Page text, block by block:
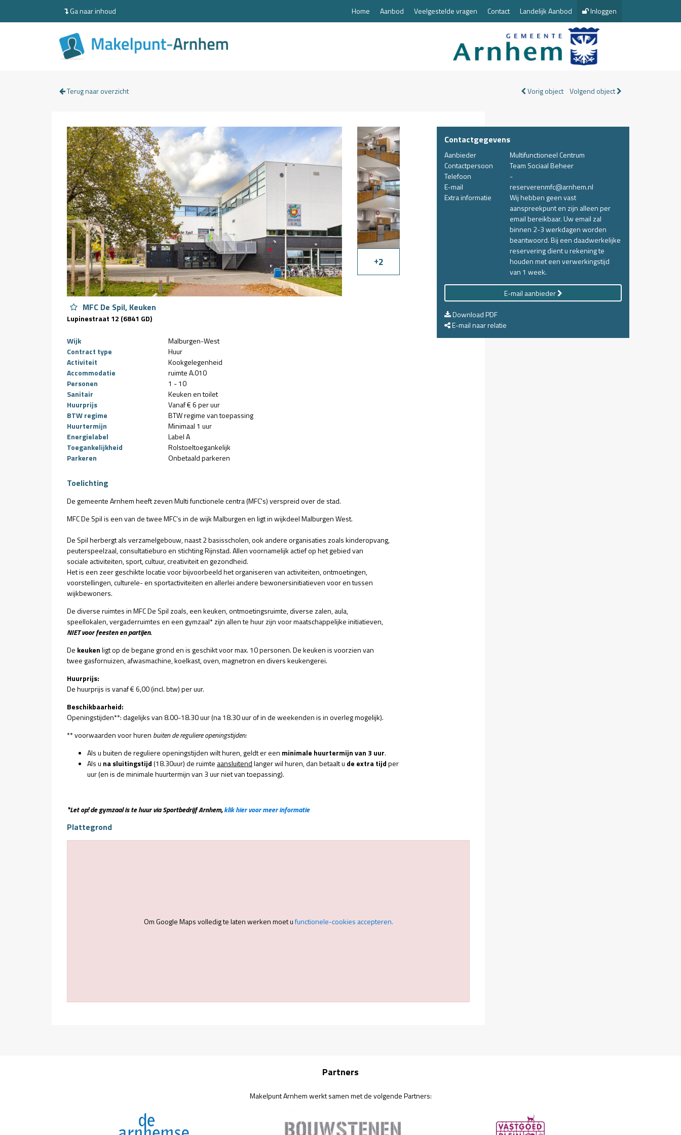
Ga naar inhoud Home Aanbod Veelgestelde vragen Contact Landelijk Aanbod Inloggen
Terug naar overzicht Vorig object Volgend object
+2
MFC De Spil, Keuken
Lupinestraat 12 (6841 GD)
Wijk
Malburgen-West
Contract type
Huur
Activiteit
Kookgelegenheid
Accommodatie
ruimte A.010
Personen
1 - 10
Sanitair
Keuken en toilet
Huurprijs
Vanaf € 6 per uur
BTW regime
BTW regime van toepassing
Huurtermijn
Minimaal 1 uur
Energielabel
Label A
Toegankelijkheid
Rolstoeltoegankelijk
Parkeren
Onbetaald parkeren
Toelichting
De gemeente Arnhem heeft zeven Multi functionele centra (MFC's) verspreid over de stad.
MFC De Spil is een van de twee MFC’s in de wijk Malburgen en ligt in wijkdeel Malburgen West.
De Spil herbergt als verzamelgebouw, naast 2 basisscholen, ook andere organisaties zoals kinderopvang,
peuterspeelzaal, consultatieburo en stichting Rijnstad. Allen voornamelijk actief op het gebied van
sociale activiteiten, sport, cultuur, creativiteit en gezondheid.
Het is een zeer geschikte locatie voor bijvoorbeeld het organiseren van activiteiten, ontmoetingen,
voorstellingen, culturele- en sportactiviteiten en allerlei andere bewonersinitiatieven voor en tussen
wijkbewoners.
De diverse ruimtes in MFC De Spil zoals, een keuken, ontmoetingsruimte, diverse zalen, aula,
speellokalen, vergaderruimtes en een gymzaal* zijn allen te huur zijn voor maatschappelijke initiatieven,
NIET voor feesten en partijen.
De keukenligt op de begane grond en is geschikt voor max. 10 personen. De keuken is voorzien van
twee gasfornuizen, afwasmachine, koelkast, oven, magnetron en divers keukengerei.
Huurprijs:
De huurprijs is vanaf € 6,00 (incl. btw) per uur.
Beschikbaarheid:
Openingstijden**: dagelijks van 8.00-18.30 uur (na 18.30 uur of in de weekenden is in overleg mogelijk).
** voorwaarden voor huren buiten de reguliere openingstijden:
Als u buiten de reguliere openingstijden wilt huren, geldt er een minimale huurtermijn van 3 uur.
Als u na sluitingstijd(18.30uur) de ruimte aansluitendlanger wil huren, dan betaalt u de extra tijdper
uur (en is de minimale huurtermijn van 3 uur niet van toepassing).
*Let op! de gymzaal is te huur via Sportbedrijf Arnhem,klik hier voor meer informatie
Plattegrond
Om Google Maps volledig te laten werken moet ufunctionele-cookies accepteren.
Contactgegevens
Aanbieder
Multifunctioneel Centrum
Contactpersoon
Team Sociaal Beheer
Telefoon
-
E-mail
reserverenmfc@arnhem.nl
Extra informatie
Wij hebben geen vast
aanspreekpunt en zijn alleen per
email bereikbaar. Uw email zal
binnen 2-3 werkdagen worden
beantwoord. Bij een daadwerkelijke
reservering dient u rekening te
houden met een verwerkingstijd
van 1 week.
E-mail aanbieder
Download PDF
E-mail naar relatie
Partners
Makelpunt Arnhem werkt samen met de volgende Partners: